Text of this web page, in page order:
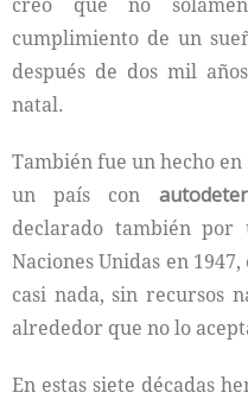
cumplimiento de un
después de dos mil
natal.
También fue un hecho
un país con
declarado también
Naciones Unidas en
casi nada, sin recursos
alrededor que no lo
En estas siete décadas